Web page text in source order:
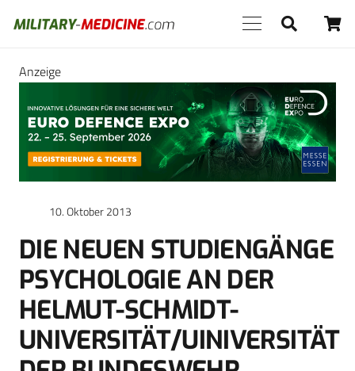
Anzeige
10. Oktober 2013
DIE NEUEN STUDIENGÄNGE
PSYCHOLOGIE AN DER
HELMUT-SCHMIDT-
UNIVERSITÄT/UINIVERSITÄT